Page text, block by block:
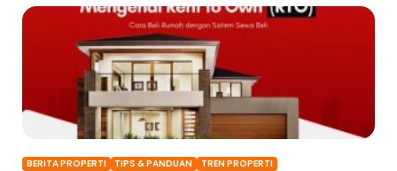
BERITA PROPERTI TIPS & PANDUAN TREN PROPERTI